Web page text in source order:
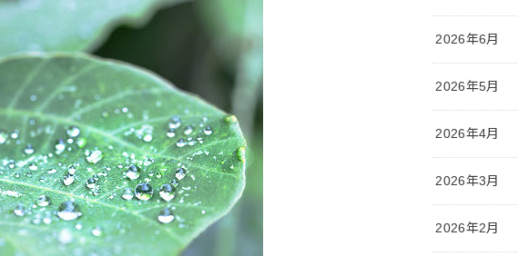
2026年6月
2026年5月
2026年4月
2026年3月
2026年2月